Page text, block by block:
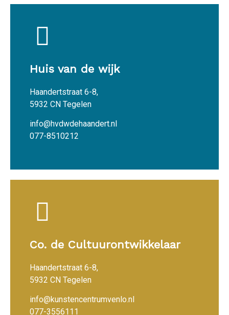
Huis van de wijk
Haandertstraat 6-8,
5932 CN Tegelen
info@hvdwdehaandert.nl
077-8510212
Co. de Cultuurontwikkelaar
Haandertstraat 6-8,
5932 CN Tegelen
info@kunstencentrumvenlo.nl
077-3556111